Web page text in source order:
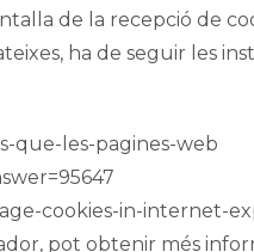
de la recepció de
ha de seguir les
que-les-pagines-web
cookies-in-internet-
pot obtenir més